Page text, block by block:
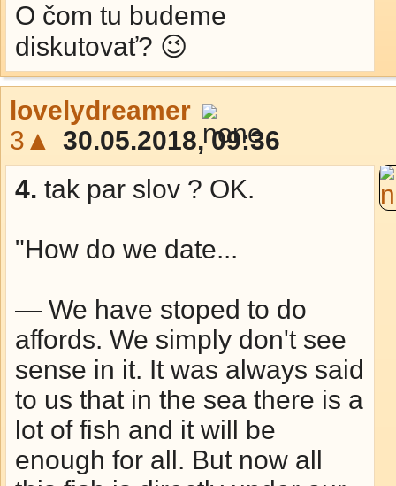
O čom tu budeme
diskutovať? 😉
lovelydreamer
3▲
30.05.2018, 09:36
4. tak par slov ? OK.
"How do we date...
— We have stoped to do
affords. We simply don't see
sense in it. It was always said
to us that in the sea there is a
lot of fish and it will be
enough for all. But now all